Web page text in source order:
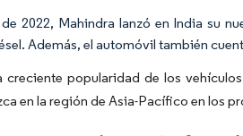
2022, Mahindra lanzó en India su
Además, el automóvil también
creciente popularidad de los
en la región de Asia-Pacífico en los